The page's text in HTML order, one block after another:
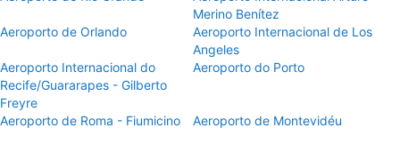
Merino Benítez
Aeroporto de Orlando
Aeroporto Internacional de Los
Angeles
Aeroporto Internacional do
Recife/Guararapes - Gilberto
Freyre
Aeroporto do Porto
Aeroporto de Roma - Fiumicino Aeroporto de Montevidéu